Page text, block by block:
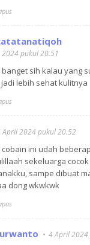
pukul 20.51
banget sih kalau yang
jadi lebih sehat kulitnya
April 2024 pukul 20.52
cobain ini udah
sekeluarga
sampe dibuat
dong wkwkwk
4 April